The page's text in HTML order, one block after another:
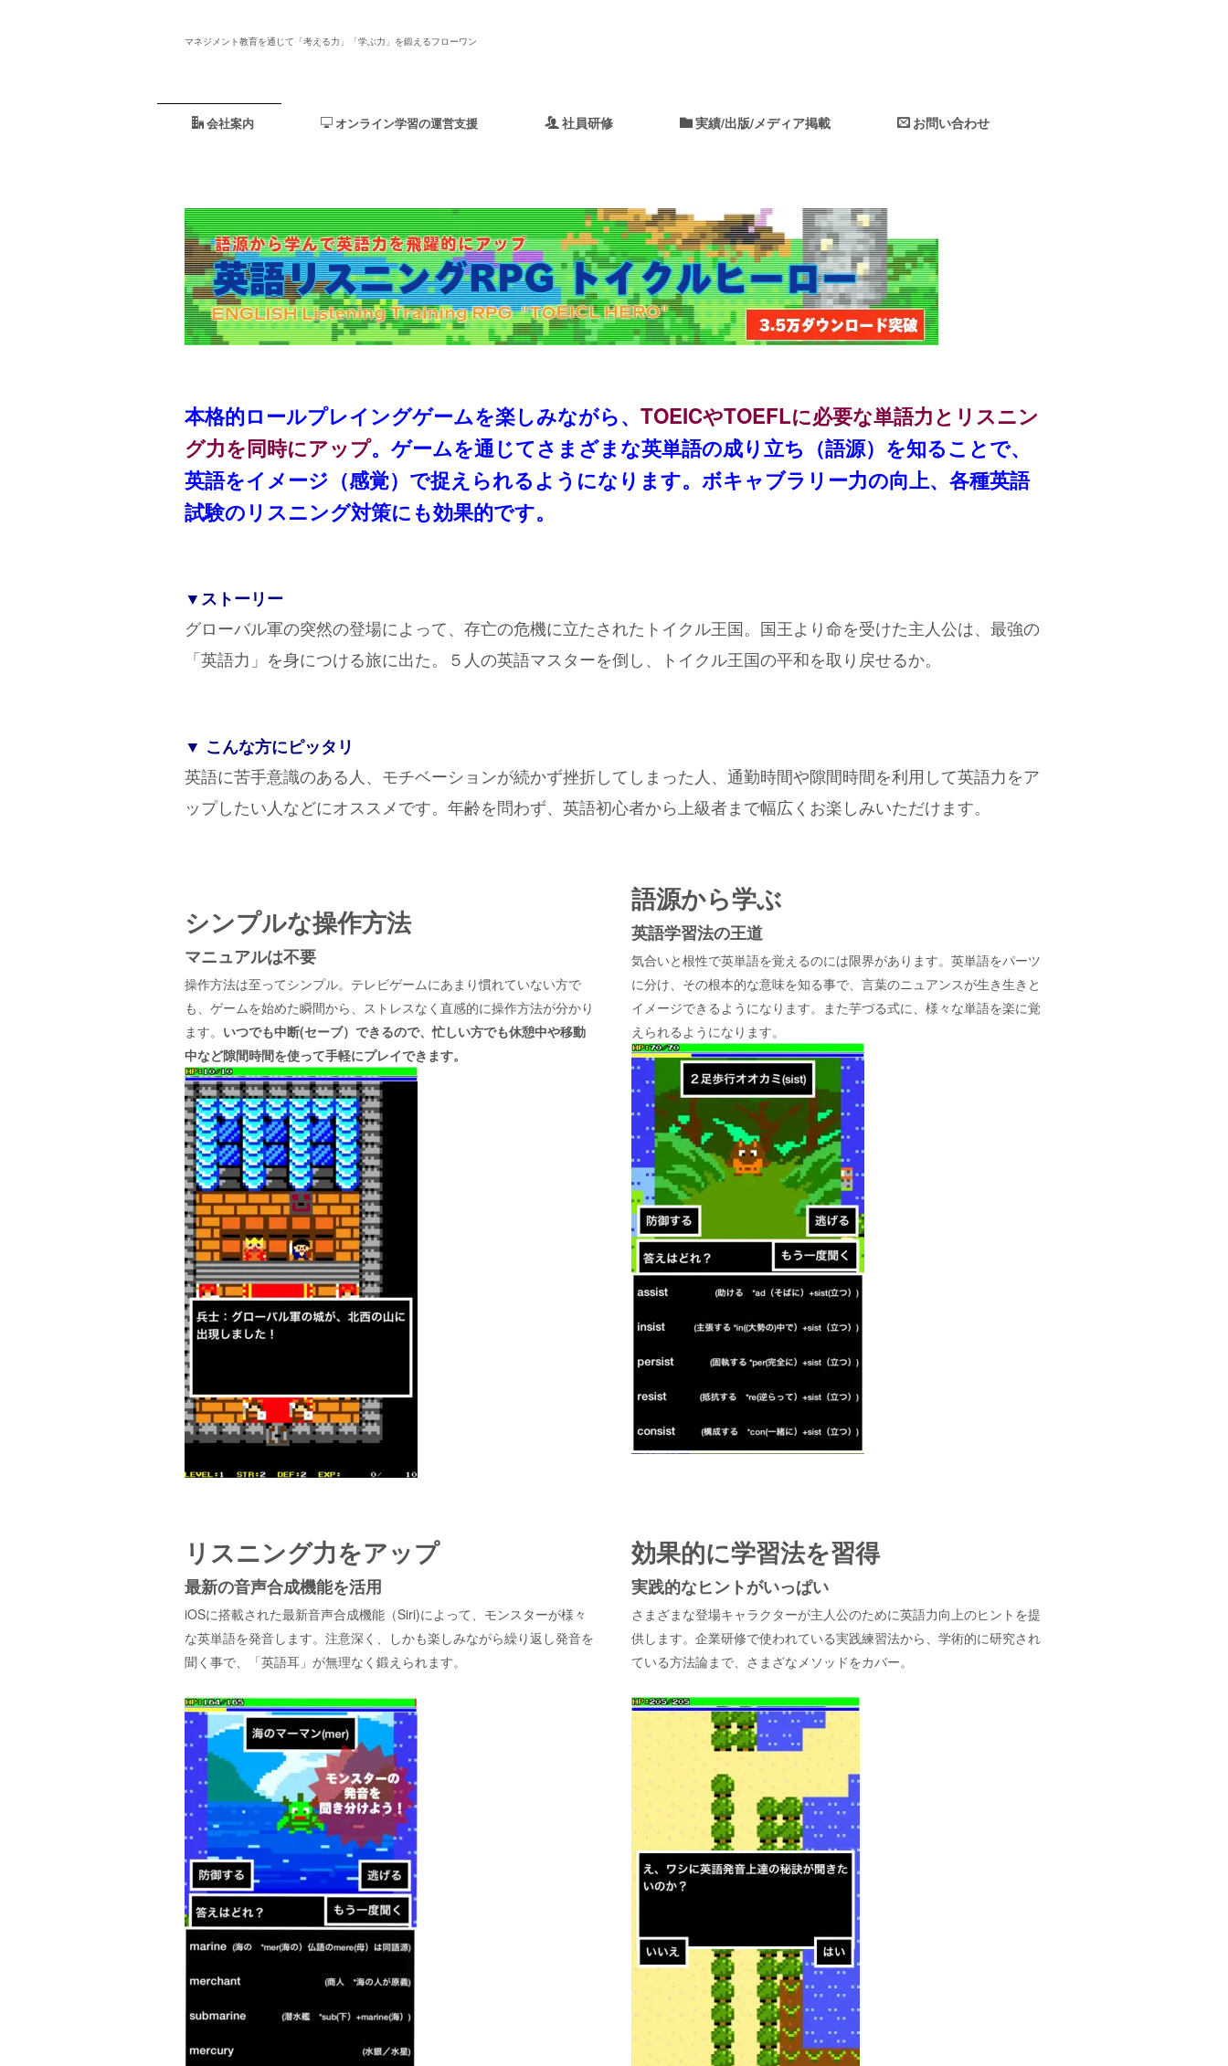
マネジメント教育を通じて「考える力」「学ぶ力」を鍛えるフローワン
会社案内 オンライン学習の運営支援 社員研修 実績/出版/メディア掲載 お問い合わせ
本格的ロールプレイングゲームを楽しみながら、 TOEICやTOEFLに必要な単語力とリスニン
グ力を同時にアップ。ゲームを通じてさまざまな英単語の成り立ち（語源）を知ることで、
英語をイメージ（感覚）で捉えられるようになります。ボキャブラリー力の向上、各種英語
試験のリスニング対策にも効果的です。
▼ストーリー
グローバル軍の突然の登場によって、存亡の危機に立たされたトイクル王国。国王より命を受けた主人公は、最強の
「英語力」を身につける旅に出た。５人の英語マスターを倒し、トイクル王国の平和を取り戻せるか。
▼ こんな方にピッタリ
英語に苦手意識のある人、モチベーションが続かず挫折してしまった人、通勤時間や隙間時間を利用して英語力をア
ップしたい人などにオススメです。年齢を問わず、英語初心者から上級者まで幅広くお楽しみいただけます。
シンプルな操作方法
マニュアルは不要
操作方法は至ってシンプル。テレビゲームにあまり慣れていない方で
も、ゲームを始めた瞬間から、ストレスなく直感的に操作方法が分かり
ます。 いつでも中断(セーブ）できるので、忙しい方でも休憩中や移動
中など隙間時間を使って手軽にプレイできます。
語源から学ぶ
英語学習法の王道
気合いと根性で英単語を覚えるのには限界があります。英単語をパーツ
に分け、その根本的な意味を知る事で、言葉のニュアンスが生き生きと
イメージできるようになります。また芋づる式に、様々な単語を楽に覚
えられるようになります。
リスニング力をアップ
最新の音声合成機能を活用
iOSに搭載された最新音声合成機能（Siri)によって、モンスターが様々
な英単語を発音します。注意深く、しかも楽しみながら繰り返し発音を
聞く事で、「英語耳」が無理なく鍛えられます。
効果的に学習法を習得
実践的なヒントがいっぱい
さまざまな登場キャラクターが主人公のために英語力向上のヒントを提
供します。企業研修で使われている実践練習法から、学術的に研究され
ている方法論まで、さまざなメソッドをカバー。